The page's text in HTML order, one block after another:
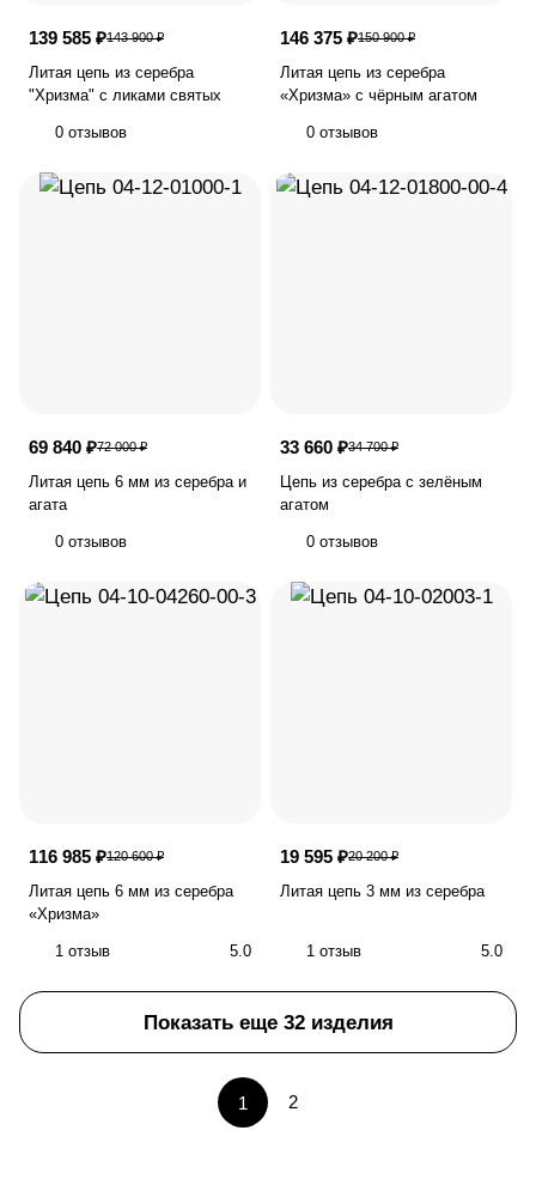
139 585 ₽143 900 ₽
Литая цепь из серебра
"Хризма" с ликами святых
0 отзывов
146 375 ₽150 900 ₽
Литая цепь из серебра
«Хризма» с чёрным агатом
0 отзывов
69 840 ₽72 000 ₽
Литая цепь 6 мм из серебра и
агата
0 отзывов
33 660 ₽34 700 ₽
Цепь из серебра с зелёным
агатом
0 отзывов
116 985 ₽120 600 ₽
Литая цепь 6 мм из серебра
«Хризма»
1 отзыв 5.0
19 595 ₽20 200 ₽
Литая цепь 3 мм из серебра
1 отзыв 5.0
Показать еще 32 изделия
1 2